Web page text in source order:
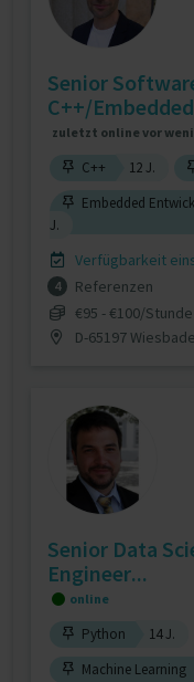
Senior
C++/
zuletzt online vor
C++ 12 J.
Embedded
J.
Verfügbarkeit
4
Referenzen
€95 - €100/Stunde
D-65197
Senior Data
Engineer...
online
Python 14 J.
Machine Learning